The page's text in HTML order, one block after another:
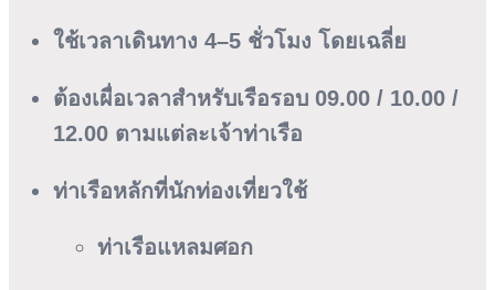
ใช้เวลาเดินทาง 4–5 ชั่วโมง โดยเฉลี่ย
ต้องเผื่อเวลาสำหรับเรือรอบ 09.00 / 10.00 /
12.00 ตามแต่ละเจ้าท่าเรือ
ท่าเรือหลักที่นักท่องเที่ยวใช้
ท่าเรือแหลมศอก